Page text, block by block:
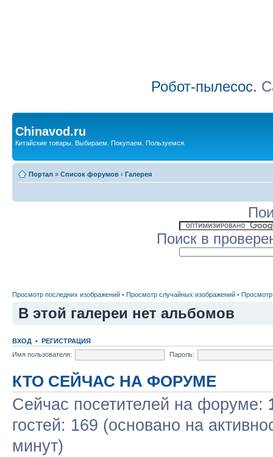
Робот-пылесос.
Chinavod.ru
Китайские товары. Выбираем. Покупаем. Пользуемся.
Портал » Список форумов ‹ Галерея
Поиск в
Просмотр последних изображений • Просмотр случайных изображений • Просмотр
В этой галереи нет альбомов
ВХОД • РЕГИСТРАЦИЯ
Имя пользователя:
Пароль:
КТО СЕЙЧАС НА ФОРУМЕ
Сейчас посетителей на форуме:
гостей: 169 (основано на
минут)